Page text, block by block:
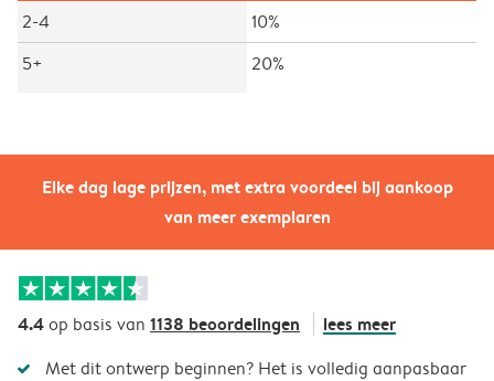
Elke dag lage prijzen, met extra voordeel bij aankoop
van meer exemplaren
2-4
10%
5+
20%
4.4op basis van 1138 beoordelingen lees meer
Met dit ontwerp beginnen? Het is volledig aanpasbaar